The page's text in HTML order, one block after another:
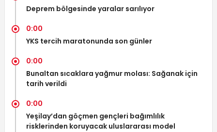
Deprem bölgesinde yaralar sarılıyor
0:00
YKS tercih maratonunda son günler
0:00
Bunaltan sıcaklara yağmur molası: Sağanak için
tarih verildi
0:00
Yeşilay’dan göçmen gençleri bağımlılık
risklerinden koruyacak uluslararası model